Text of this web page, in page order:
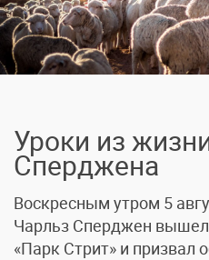
Уроки из
Сперджена
Воскресным утром 5
Чарльз Сперджен
«Парк Стрит» и призвал